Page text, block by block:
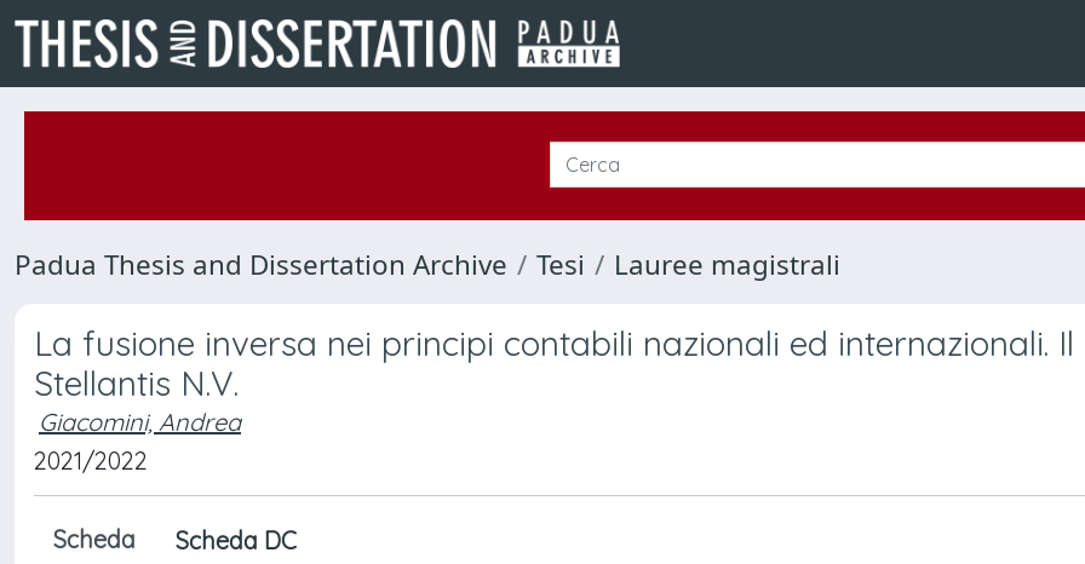
Padua Thesis and Dissertation Archive Tesi Lauree magistrali
La fusione inversa nei principi contabili nazionali ed internazionali. Il
Stellantis N.V.
Giacomini, Andrea
2021/2022
Scheda Scheda DC